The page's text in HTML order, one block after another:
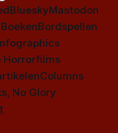
BlueskyMastodon
BoekenBordspellen
Horrorfilms
Columns
No Glory